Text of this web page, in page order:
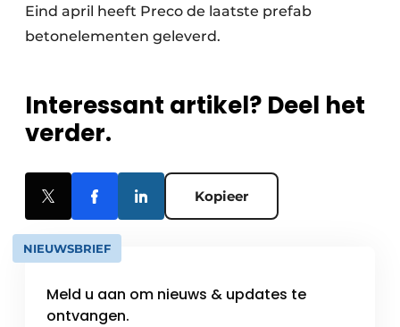
Eind april heeft Preco de laatste prefab
betonelementen geleverd.
Interessant artikel? Deel het
verder.
Kopieer
NIEUWSBRIEF
Meld u aan om nieuws & updates te
ontvangen.